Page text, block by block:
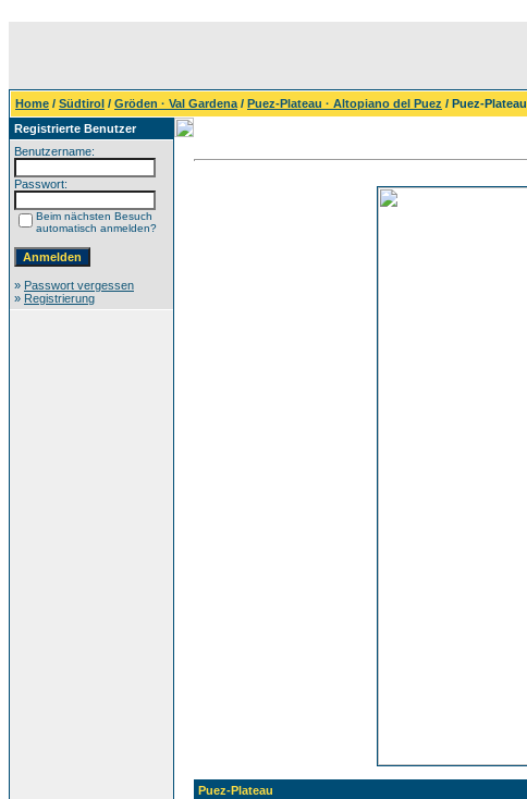
Home / Südtirol / Gröden · Val Gardena / Puez-Plateau · Altopiano del Puez / Puez-Plateau
Registrierte Benutzer
Benutzername:
Passwort:
Beim nächsten Besuch
automatisch anmelden?
» Passwort vergessen
» Registrierung
Puez-Plateau